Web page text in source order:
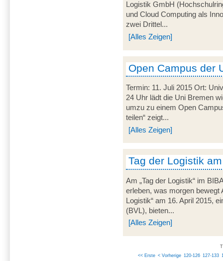
Logistik GmbH
und Cloud Computing als
zwei Drittel...
[Alles Zeigen]
Open Campus der
Termin: 11. Juli 2015 Ort:
24 Uhr lädt die Uni Bremen
umzu zu einem Open
teilen“ zeigt...
[Alles Zeigen]
Tag der Logistik
Am „Tag der Logistik“ im
erleben, was morgen bewegt
Logistik“ am 16. April 2015,
(BVL), bieten...
[Alles Zeigen]
<< Erste < Vorherige 120-126 127-133